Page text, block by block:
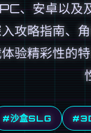
、安卓以及
攻略指南、
验精彩性的
#沙盒SLG